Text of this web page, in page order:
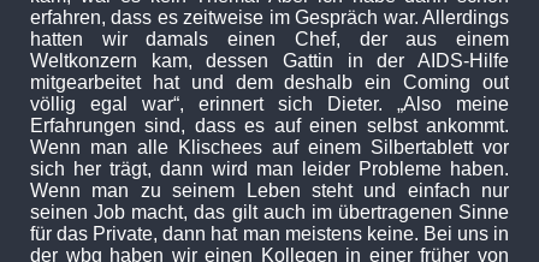
erfahren, dass es zeitweise im Gespräch war. Allerdings
hatten wir damals einen Chef, der aus einem
Weltkonzern kam, dessen Gattin in der AIDS-Hilfe
mitgearbeitet hat und dem deshalb ein Coming out
völlig egal war“, erinnert sich Dieter. „Also meine
Erfahrungen sind, dass es auf einen selbst ankommt.
Wenn man alle Klischees auf einem Silbertablett vor
sich her trägt, dann wird man leider Probleme haben.
Wenn man zu seinem Leben steht und einfach nur
seinen Job macht, das gilt auch im übertragenen Sinne
für das Private, dann hat man meistens keine. Bei uns in
der wbg haben wir einen Kollegen in einer früher von